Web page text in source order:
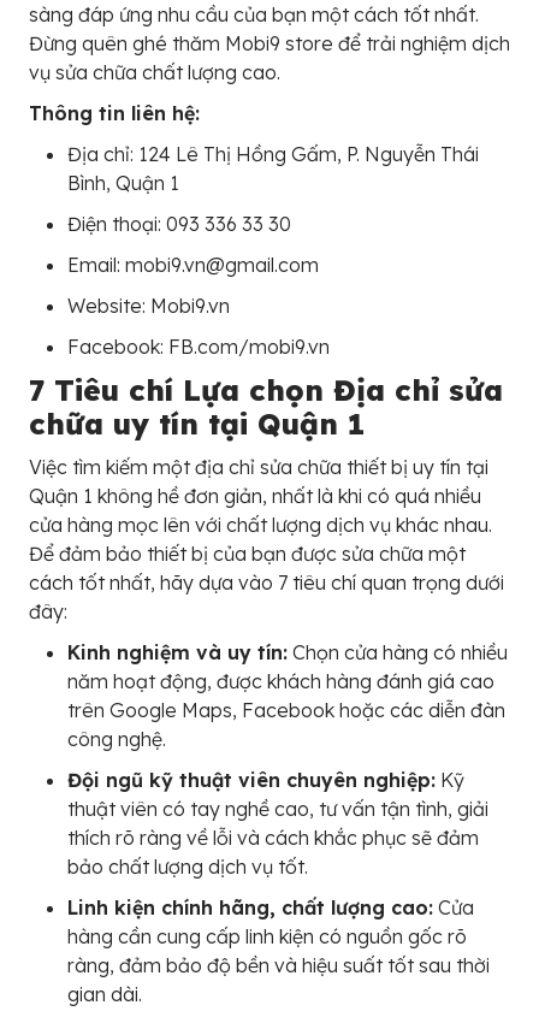
sàng đáp ứng nhu cầu của bạn một cách tốt nhất.
Đừng quên ghé thăm Mobi9 store để trải nghiệm dịch
vụ sửa chữa chất lượng cao.
Thông tin liên hệ:
Địa chỉ: 124 Lê Thị Hồng Gấm, P. Nguyễn Thái
Bình, Quận 1
Điện thoại: 093 336 33 30
Email: mobi9.vn@gmail.com
Website: Mobi9.vn
Facebook: FB.com/mobi9.vn
7 Tiêu chí Lựa chọn Địa chỉ sửa
chữa uy tín tại Quận 1
Việc tìm kiếm một địa chỉ sửa chữa thiết bị uy tín tại
Quận 1 không hề đơn giản, nhất là khi có quá nhiều
cửa hàng mọc lên với chất lượng dịch vụ khác nhau.
Để đảm bảo thiết bị của bạn được sửa chữa một
cách tốt nhất, hãy dựa vào 7 tiêu chí quan trọng dưới
đây:
Kinh nghiệm và uy tín: Chọn cửa hàng có nhiều
năm hoạt động, được khách hàng đánh giá cao
trên Google Maps, Facebook hoặc các diễn đàn
công nghệ.
Đội ngũ kỹ thuật viên chuyên nghiệp: Kỹ
thuật viên có tay nghề cao, tư vấn tận tình, giải
thích rõ ràng về lỗi và cách khắc phục sẽ đảm
bảo chất lượng dịch vụ tốt.
Linh kiện chính hãng, chất lượng cao: Cửa
hàng cần cung cấp linh kiện có nguồn gốc rõ
ràng, đảm bảo độ bền và hiệu suất tốt sau thời
gian dài.